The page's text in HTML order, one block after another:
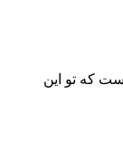
که تو این